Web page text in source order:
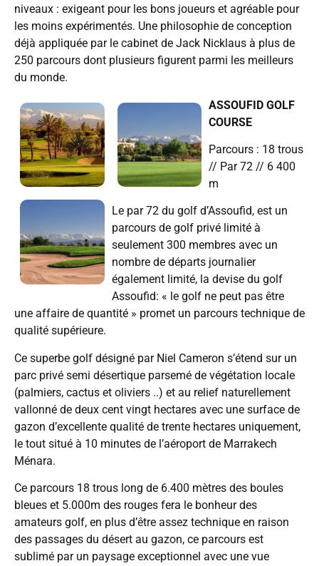
niveaux : exigeant pour les bons joueurs et agréable pour
les moins expérimentés. Une philosophie de conception
déjà appliquée par le cabinet de Jack Nicklaus à plus de
250 parcours dont plusieurs figurent parmi les meilleurs
du monde.
ASSOUFID GOLF
COURSE
Parcours : 18 trous
// Par 72 // 6 400
m
Le par 72 du golf d’Assoufid, est un
parcours de golf privé limité à
seulement 300 membres avec un
nombre de départs journalier
également limité, la devise du golf
Assoufid: « le golf ne peut pas être
une affaire de quantité » promet un parcours technique de
qualité supérieure.
Ce superbe golf désigné par Niel Cameron s’étend sur un
parc privé semi désertique parsemé de végétation locale
(palmiers, cactus et oliviers ..) et au relief naturellement
vallonné de deux cent vingt hectares avec une surface de
gazon d’excellente qualité de trente hectares uniquement,
le tout situé à 10 minutes de l’aéroport de Marrakech
Ménara.
Ce parcours 18 trous long de 6.400 mètres des boules
bleues et 5.000m des rouges fera le bonheur des
amateurs golf, en plus d’être assez technique en raison
des passages du désert au gazon, ce parcours est
sublimé par un paysage exceptionnel avec une vue